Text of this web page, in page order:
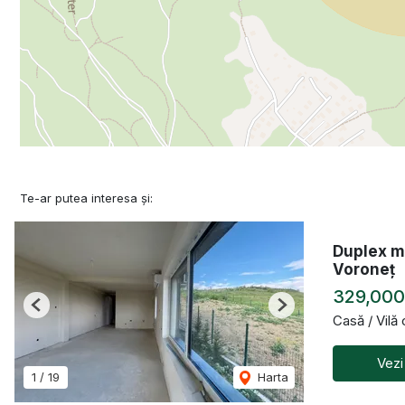
Te-ar putea interesa și:
1 / 19 Harta
Previous Next
Duplex
Voroneț
Casă / Vilă